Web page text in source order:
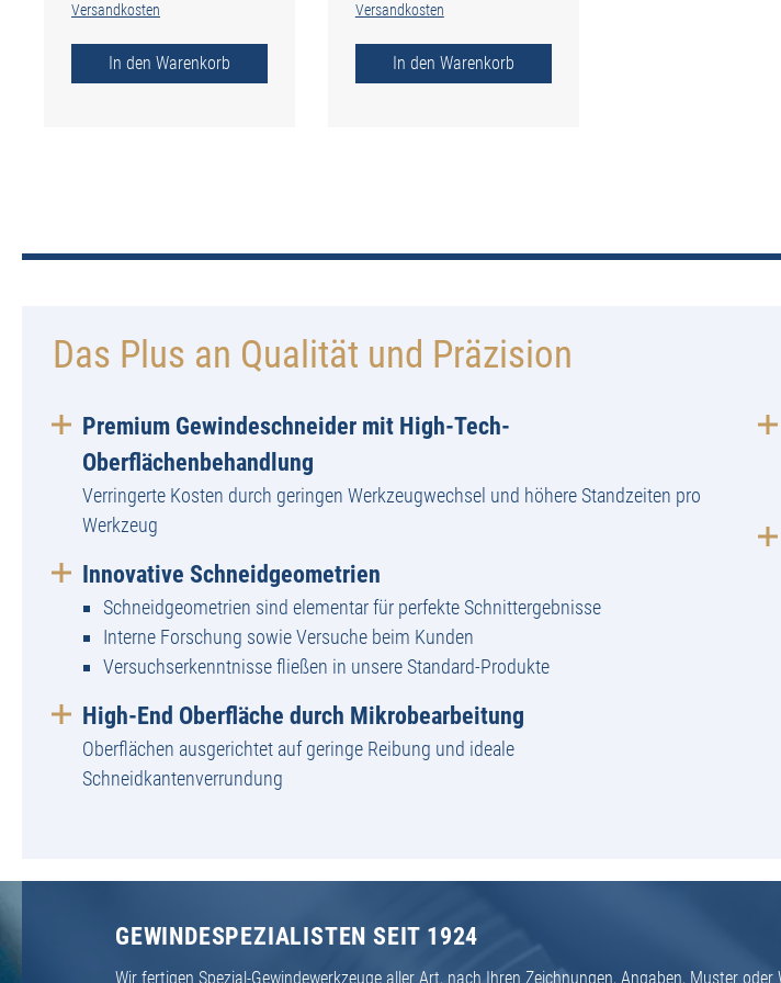
Versandkosten
In den Warenkorb
Versandkosten
In den Warenkorb
Das Plus an Qualität und Präzision
Premium Gewindeschneider mit High-Tech-
Oberflächenbehandlung
Verringerte Kosten durch geringen Werkzeugwechsel und höhere Standzeiten pro
Werkzeug
Innovative Schneidgeometrien
Schneidgeometrien sind elementar für perfekte Schnittergebnisse
Interne Forschung sowie Versuche beim Kunden
Versuchserkenntnisse fließen in unsere Standard-Produkte
High-End Oberfläche durch Mikrobearbeitung
Oberflächen ausgerichtet auf geringe Reibung und ideale
Schneidkantenverrundung
GEWINDESPEZIALISTEN SEIT 1924
Wir fertigen Spezial-Gewindewerkzeuge aller Art, nach Ihren Zeichnungen, Angaben, Muster